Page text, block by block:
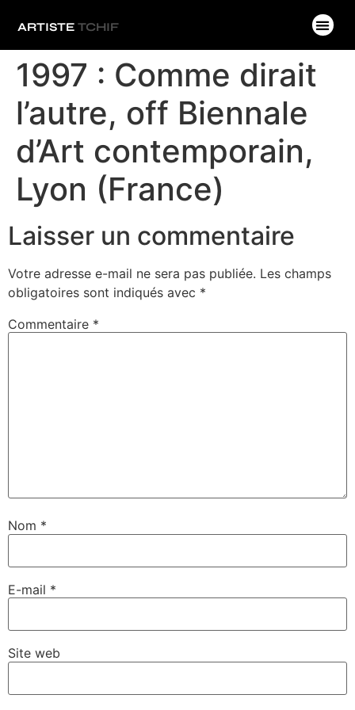
ARTISTE TCHIF
1997 : Comme dirait
l’autre, off Biennale
d’Art contemporain,
Lyon (France)
Laisser un commentaire
Votre adresse e-mail ne sera pas publiée. Les champs
obligatoires sont indiqués avec *
Commentaire *
Nom *
E-mail *
Site web